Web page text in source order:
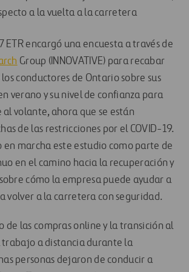
a la vuelta a la carretera
ETR encargó una encuesta a través de
Group (INNOVATIVE) para recabar
conductores de Ontario sobre sus
verano y su nivel de confianza para
al volante, ahora que se están
de las restricciones por el COVID-19.
en marcha este estudio como parte de
en el camino hacia la recuperación y
cómo la empresa puede ayudar a
volver a la carretera con seguridad.
de las compras online y la transición al
trabajo a distancia durante la
personas dejaron de conducir a